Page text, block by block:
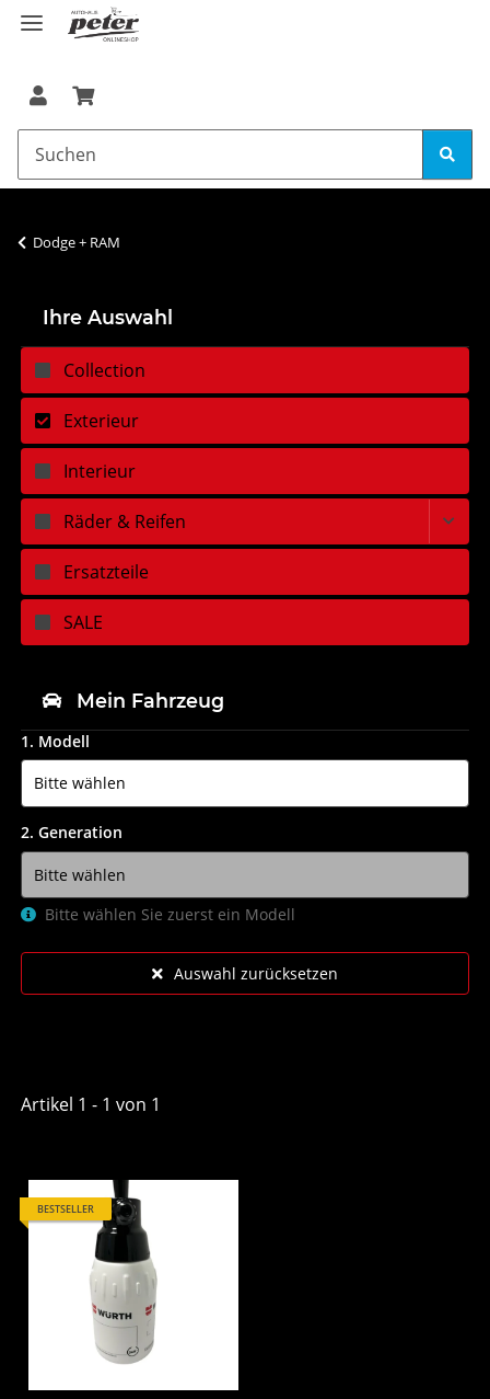
Dodge + RAM
Artikel 1 - 1 von 1
BESTSELLER
Ihre Auswahl
Collection
Exterieur
Interieur
Räder & Reifen
Ersatzteile
SALE
Mein Fahrzeug
1. Modell
2. Generation
Bitte wählen Sie zuerst ein Modell
Auswahl zurücksetzen